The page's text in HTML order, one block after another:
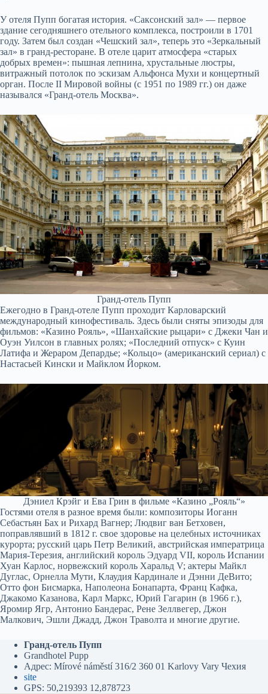
У отеля Пупп богатая история. «Саксонский зал» — первое
здание сегодняшнего отельного комплекса, построили в 1701
году. Затем был создан «Чешский зал», теперь это «Зеркальный
зал» в гранд-ресторане. В отеле царит атмосфера «старых
добрых времен»: пышная лепнина, хрустальные люстры,
витражный потолок по эскизам Альфонса Мухи и концертный
орган. После II Мировой войны (с 1951 по 1989 гг.) он даже
назывался «Гранд-отель Москва».
Гранд-отель Пупп
Ежегодно в Гранд-отеле Пупп проходит Карловарский
международный кинофестиваль. Здесь были сняты эпизоды для
фильмов: «Казино Рояль», «Шанхайские рыцари» с Джеки Чан и
Оуэн Уилсон в главных ролях; «Последний отпуск» с Куин
Латифа и Жераром Депардье; «Кольцо» (американский сериал) с
Настасьей Кински и Майклом Йорком.
Дэниел Крэйг и Ева Грин в фильме «Казино „Рояль“»
Гостями отеля в разное время были: композиторы Иоганн
Себастьян Бах и Рихард Вагнер; Людвиг ван Бетховен,
поправлявший в 1812 г. свое здоровье на целебных источниках
курорта; русский царь Петр Великий, австрийская императрица
Мария-Терезия, английский король Эдуард VII, король Испании
Хуан Карлос, норвежский король Харальд V; актеры Майкл
Дуглас, Орнелла Мути, Клаудия Кардинале и Дэнни ДеВито;
Отто фон Бисмарка, Наполеона Бонапарта, Франц Кафка,
Джакомо Казанова, Карл Маркс, Юрий Гагарин (в 1966 г.),
Яромир Ягр, Антонио Бандерас, Рене Зеллвегер, Джон
Малкович, Эшли Джадд, Джон Траволта и многие другие.
Гранд-отель Пупп
Grandhotel Pupp
Адрес: Mírové náměstí 316/2 360 01 Karlovy Vary Чехия
site
GPS: 50,219393 12,878723